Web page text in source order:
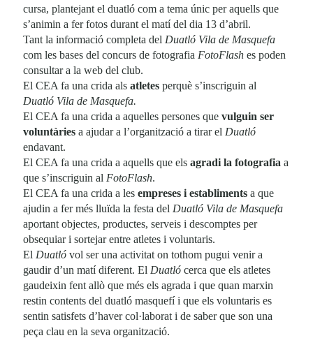
cursa, plantejant el duatló com a tema únic per aquells que
s’animin a fer fotos durant el matí del dia 13 d’abril.
Tant la informació completa del Duatló Vila de Masquefa
com les bases del concurs de fotografia FotoFlash es poden
consultar a la web del club.
El CEA fa una crida alsatletes perquè s’inscriguin al
Duatló Vila de Masquefa.
El CEA fa una crida a aquelles persones quevulguin ser
voluntàriesa ajudar a l’organització a tirar el Duatló
endavant.
El CEA fa una crida a aquells que elsagradi la fotografia a
que s’inscriguin al FotoFlash.
El CEA fa una crida a lesempreses i establimentsa que
ajudin a fer més lluïda la festa del Duatló Vila de Masquefa
aportant objectes, productes, serveis i descomptes per
obsequiar i sortejar entre atletes i voluntaris.
El Duatlóvol ser una activitat on tothom pugui venir a
gaudir d’un matí diferent. El Duatlócerca que els atletes
gaudeixin fent allò que més els agrada i que quan marxin
restin contents del duatló masquefí i que els voluntaris es
sentin satisfets d’haver col·laborat i de saber que son una
peça clau en la seva organització.